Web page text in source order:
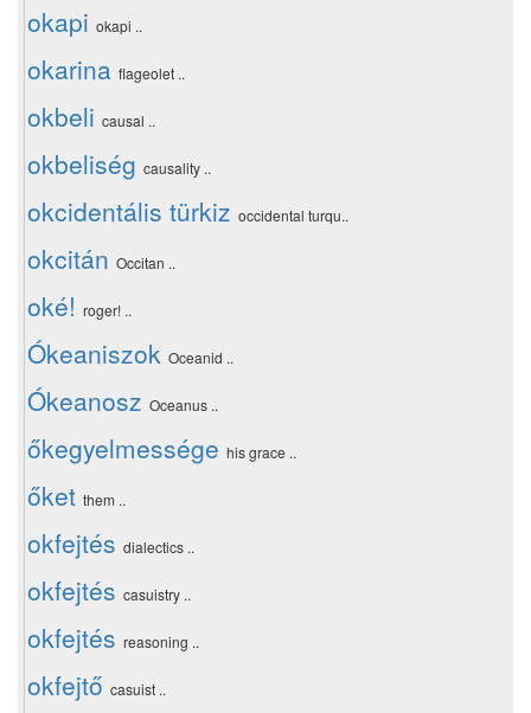
okapi okapi ..
okarina flageolet ..
okbeli causal ..
okbeliség causality ..
okcidentális türkiz occidental turqu..
okcitán Occitan ..
oké! roger! ..
Ókeaniszok Oceanid ..
Ókeanosz Oceanus ..
őkegyelmessége his grace ..
őket them ..
okfejtés dialectics ..
okfejtés casuistry ..
okfejtés reasoning ..
okfejtő casuist ..